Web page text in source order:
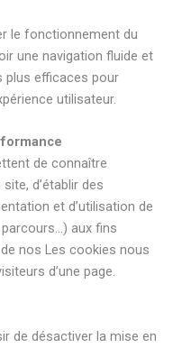
le fonctionnement du
une navigation fluide et
plus efficaces pour
utilisateur.
de connaître
d’établir des
et d’utilisation de
aux fins
de nos Les cookies nous
d’une page.
de désactiver la mise en